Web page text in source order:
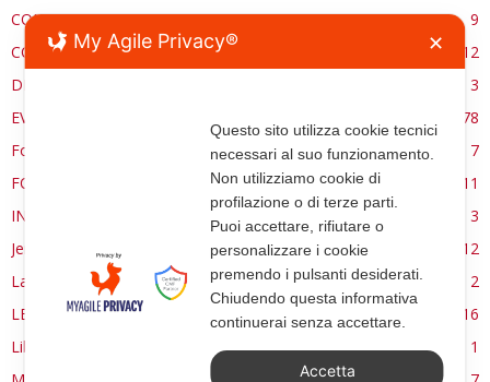
CONSERVAZIONE
9
CONTROCANTO
12
DE RE AEDIFICATORIA
3
EVENTI
78
Forma, spazio e ordine
7
FORMAZIONE
11
INTERVIEW
3
Jerusalem
12
La Materia e l'Immagine
2
LETTURE
16
Libri
1
My Agile Privacy® ✕
Questo sito utilizza cookie tecnici
necessari al suo funzionamento.
Non utilizziamo cookie di
profilazione o di terze parti.
Puoi accettare, rifiutare o
personalizzare i cookie
premendo i pulsanti desiderati.
Chiudendo questa informativa
continuerai senza accettare.
Accetta